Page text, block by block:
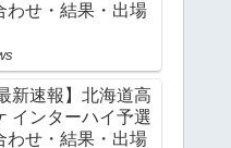
わせ・結果・出場
新速報】北海道高
インターハイ予選
わせ・結果・出場